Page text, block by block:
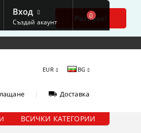
Разбрах!
EUR BG
Доставка
Вход
Създай акаунт
0
ВСИЧКИ КАТЕГОРИИ